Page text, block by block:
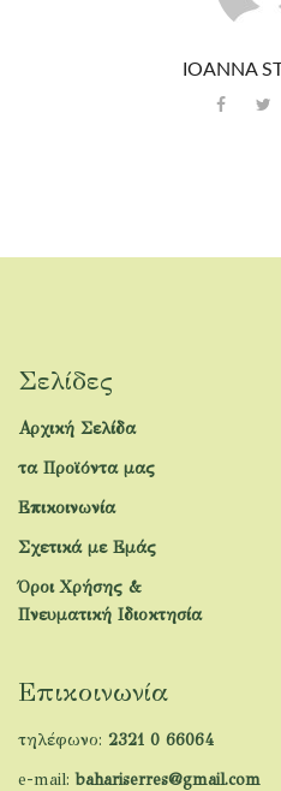
IOANNA
Σελίδες
Αρχική Σελίδα
τα Προϊόντα μας
Επικοινωνία
Σχετικά με Εμάς
Όροι Χρήσης &
Πνευματική Ιδιοκτησία
Επικοινωνία
τηλέφωνο: 2321 0 66064
e-mail:bahariserres@gmail.com